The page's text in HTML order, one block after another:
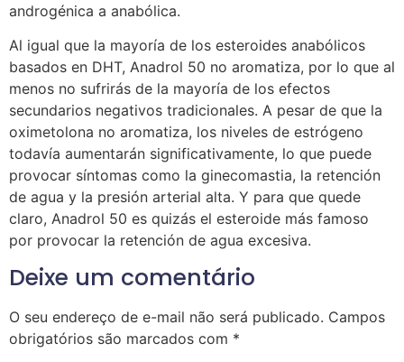
androgénica a anabólica.
Al igual que la mayoría de los esteroides anabólicos
basados en DHT, Anadrol 50 no aromatiza, por lo que al
menos no sufrirás de la mayoría de los efectos
secundarios negativos tradicionales. A pesar de que la
oximetolona no aromatiza, los niveles de estrógeno
todavía aumentarán significativamente, lo que puede
provocar síntomas como la ginecomastia, la retención
de agua y la presión arterial alta. Y para que quede
claro, Anadrol 50 es quizás el esteroide más famoso
por provocar la retención de agua excesiva.
Deixe um comentário
O seu endereço de e-mail não será publicado. Campos
obrigatórios são marcados com *